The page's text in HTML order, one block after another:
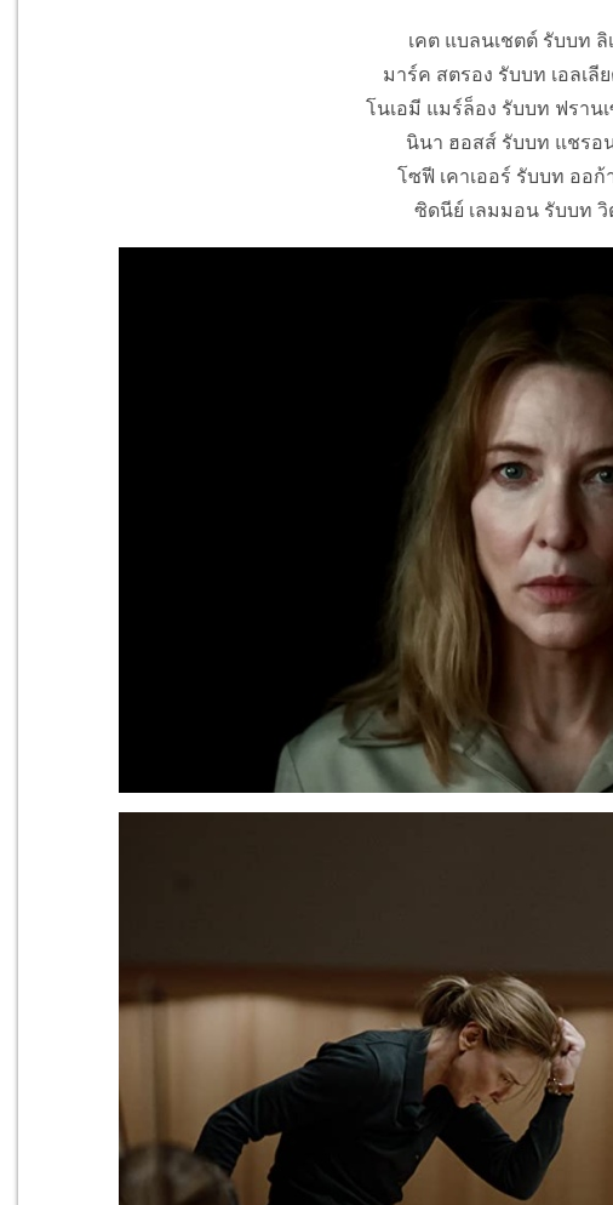
เคต แบลนเชตต์ รับบท ลิ
มาร์ค สตรอง รับบท เอลเลี
โนเอมี แมร์ล็อง รับบท ฟราน
นินา ฮอสส์ รับบท แชรอ
โซฟี เคาเออร์ รับบท ออก้
ซิดนีย์ เลมมอน รับบท วิ